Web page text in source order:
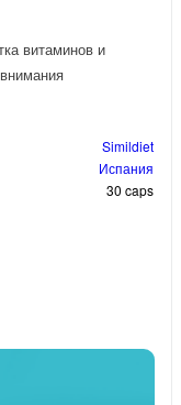
витаминов и
Simildiet
Испания
30 caps